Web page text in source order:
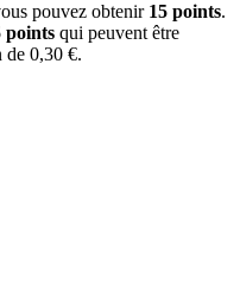
pouvez obtenir 15 points.
points qui peuvent être
de 0,30 €.